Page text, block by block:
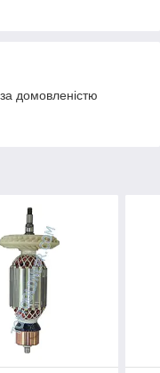
домовленістю